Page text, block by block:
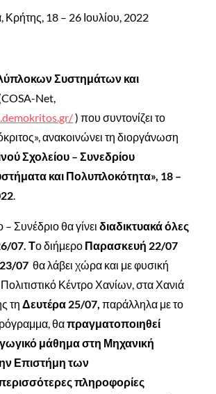
Κρήτης, 18 – 26 Ιουλίου, 2022
Συστημάτων και
Net,
) που συντονίζει το
ανακοινώνει τη διοργάνωση
Σχολείου – Συνεδρίου
και Πολυπλοκότητα», 18 –
.
Συνέδριο θα γίνει διαδικτυακά όλες
07. Το διήμερο Παρασκευή 22/07
07 θα λάβει χώρα και με φυσική
Κέντρο Χανίων, στα Χανιά
τη Δευτέρα 25/07, παράλληλα με το
θαπραγματοποιηθεί
μάθημα στη Μηχανική
Επιστήμη των
πληροφορίες